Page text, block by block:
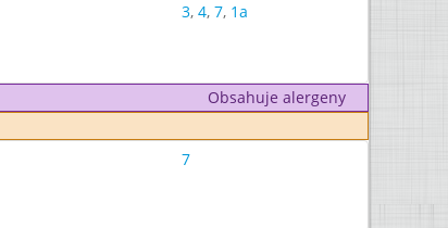
3, 4, 7, 1a
Obsahuje alergeny
7